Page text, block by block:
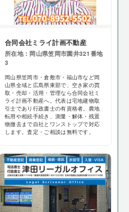
合同会社ミライ計画不動産
所在地：岡山県笠岡市園井321番地
3
岡山県笠岡市・倉敷市・福山市など岡
山県全域と広島県東部で、空き家の買
取・売却・活用・管理なら合同会社ミ
ライ計画不動産へ。代表は宅地建物取
引士であり行政書士の有資格者。農地
転用や相続手続き、測量・解体・残置
物撤去まで自社とワンストップで対応
します。査定・ご相談は無料です。